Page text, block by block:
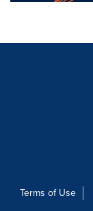
Terms of Use